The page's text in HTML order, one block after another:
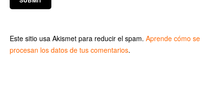
Este sitio usa Akismet para reducir el spam. Aprende cómo se
procesan los datos de tus comentarios.